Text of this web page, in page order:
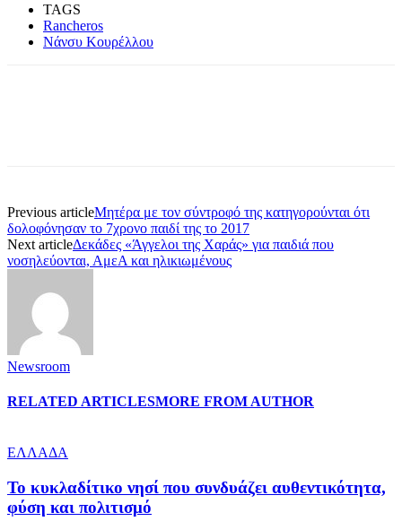
TAGS
Rancheros
Νάνσυ Κουρέλλου
Previous articleΜητέρα με τον σύντροφό της κατηγορούνται ότι
δολοφόνησαν το 7χρονο παιδί της το 2017
Next articleΔεκάδες «Άγγελοι της Χαράς» για παιδιά που
νοσηλεύονται, ΑμεΑ και ηλικιωμένους
Newsroom
RELATED ARTICLESMORE FROM AUTHOR
ΕΛΛΑΔΑ
Το κυκλαδίτικο νησί που συνδυάζει αυθεντικότητα,
φύση και πολιτισμό